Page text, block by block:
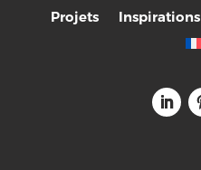
Projets
Inspirations